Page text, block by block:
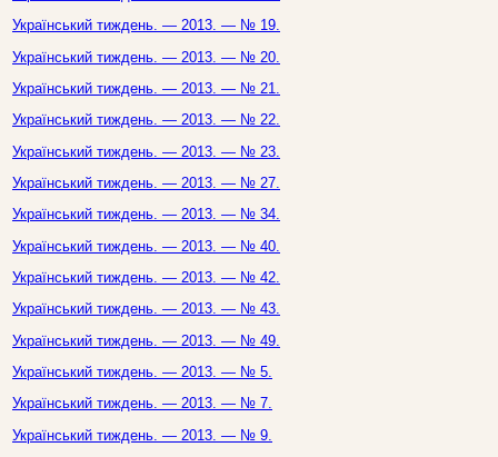
Український тиждень. — 2013. — № 19.
Український тиждень. — 2013. — № 20.
Український тиждень. — 2013. — № 21.
Український тиждень. — 2013. — № 22.
Український тиждень. — 2013. — № 23.
Український тиждень. — 2013. — № 27.
Український тиждень. — 2013. — № 34.
Український тиждень. — 2013. — № 40.
Український тиждень. — 2013. — № 42.
Український тиждень. — 2013. — № 43.
Український тиждень. — 2013. — № 49.
Український тиждень. — 2013. — № 5.
Український тиждень. — 2013. — № 7.
Український тиждень. — 2013. — № 9.